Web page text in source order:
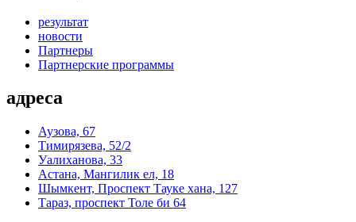
результат
новости
Партнеры
Партнерские программы
адреса
Аузова, 67
Тимирязева, 52/2
Уалиханова, 33
Астана, Мангилик ел, 18
Шымкент, Проспект Тауке хана, 127
Тараз, проспект Толе би 64